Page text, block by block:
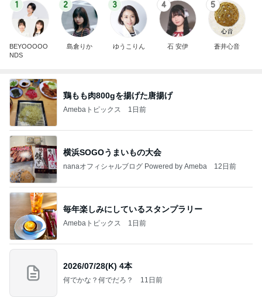
1
BEYOOOOO
NDS
2
島倉りか
3
ゆうこりん
4
石 安伊
5
蒼井心音
鶏もも肉800gを揚げた唐揚げ
Amebaトピックス 1日前
横浜SOGOうまいもの大会
nanaオフィシャルブログ Powered by Ameba 12日前
毎年楽しみにしているスタンプラリー
Amebaトピックス 1日前
2026/07/28(K) 4本
何でかな？何でだろ？ 11日前